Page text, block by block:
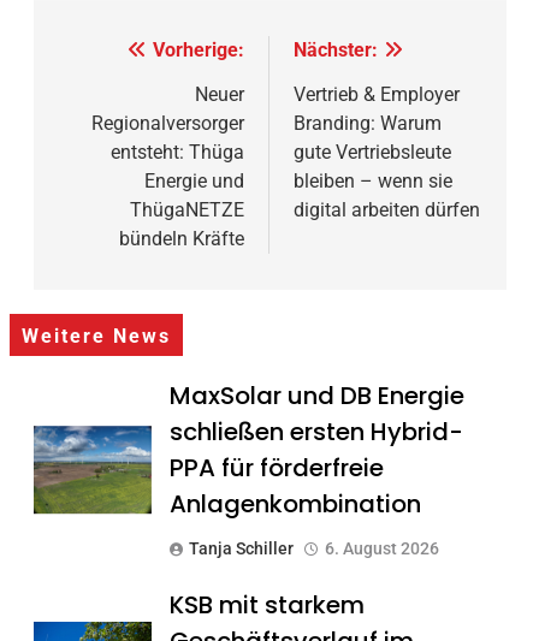
Beitragsnavigation
Vorherige:
Neuer
Regionalversorger
entsteht: Thüga
Energie und
ThügaNETZE
bündeln Kräfte
Nächster:
Vertrieb & Employer
Branding: Warum
gute Vertriebsleute
bleiben – wenn sie
digital arbeiten dürfen
Weitere News
MaxSolar und DB Energie
schließen ersten Hybrid-
PPA für förderfreie
Anlagenkombination
Tanja Schiller 6. August 2026
KSB mit starkem